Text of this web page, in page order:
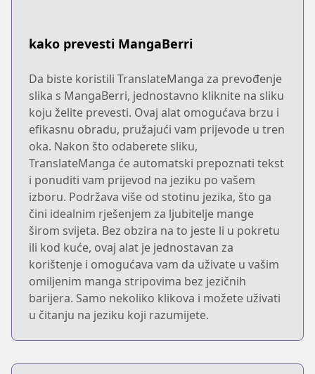
kako prevesti MangaBerri
Da biste koristili TranslateManga za prevođenje
slika s MangaBerri, jednostavno kliknite na sliku
koju želite prevesti. Ovaj alat omogućava brzu i
efikasnu obradu, pružajući vam prijevode u tren
oka. Nakon što odaberete sliku,
TranslateManga će automatski prepoznati tekst
i ponuditi vam prijevod na jeziku po vašem
izboru. Podržava više od stotinu jezika, što ga
čini idealnim rješenjem za ljubitelje mange
širom svijeta. Bez obzira na to jeste li u pokretu
ili kod kuće, ovaj alat je jednostavan za
korištenje i omogućava vam da uživate u vašim
omiljenim manga stripovima bez jezičnih
barijera. Samo nekoliko klikova i možete uživati
u čitanju na jeziku koji razumijete.